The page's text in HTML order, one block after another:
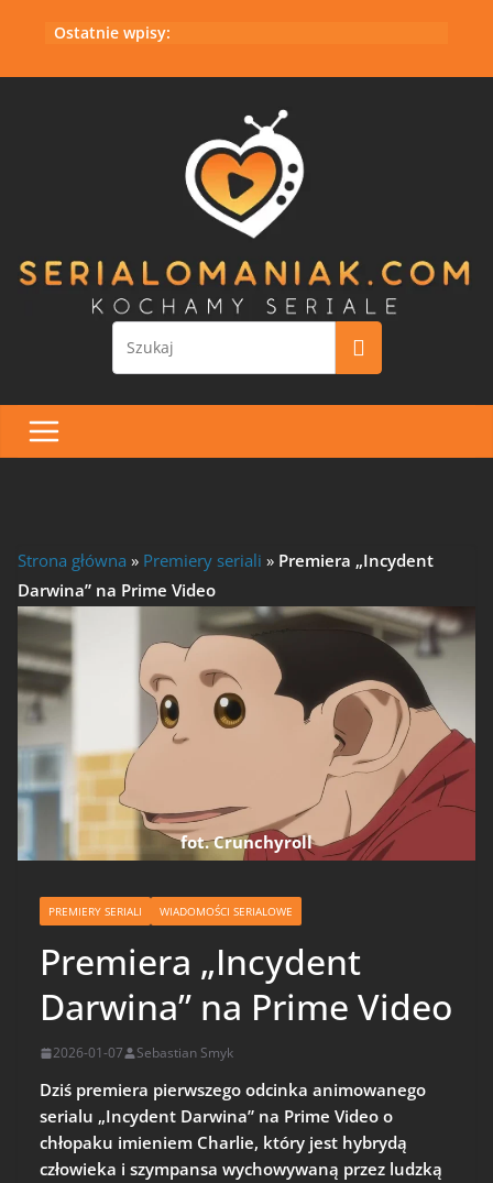
Ostatnie wpisy:
Strona główna » Premiery seriali » Premiera „Incydent
Darwina” na Prime Video
fot. Crunchyroll
PREMIERY SERIALI WIADOMOŚCI SERIALOWE
Premiera „Incydent
Darwina” na Prime Video
2026-01-07 Sebastian Smyk
Dziś premiera pierwszego odcinka animowanego
serialu „Incydent Darwina” na Prime Video o
chłopaku imieniem Charlie, który jest hybrydą
człowieka i szympansa wychowywaną przez ludzką